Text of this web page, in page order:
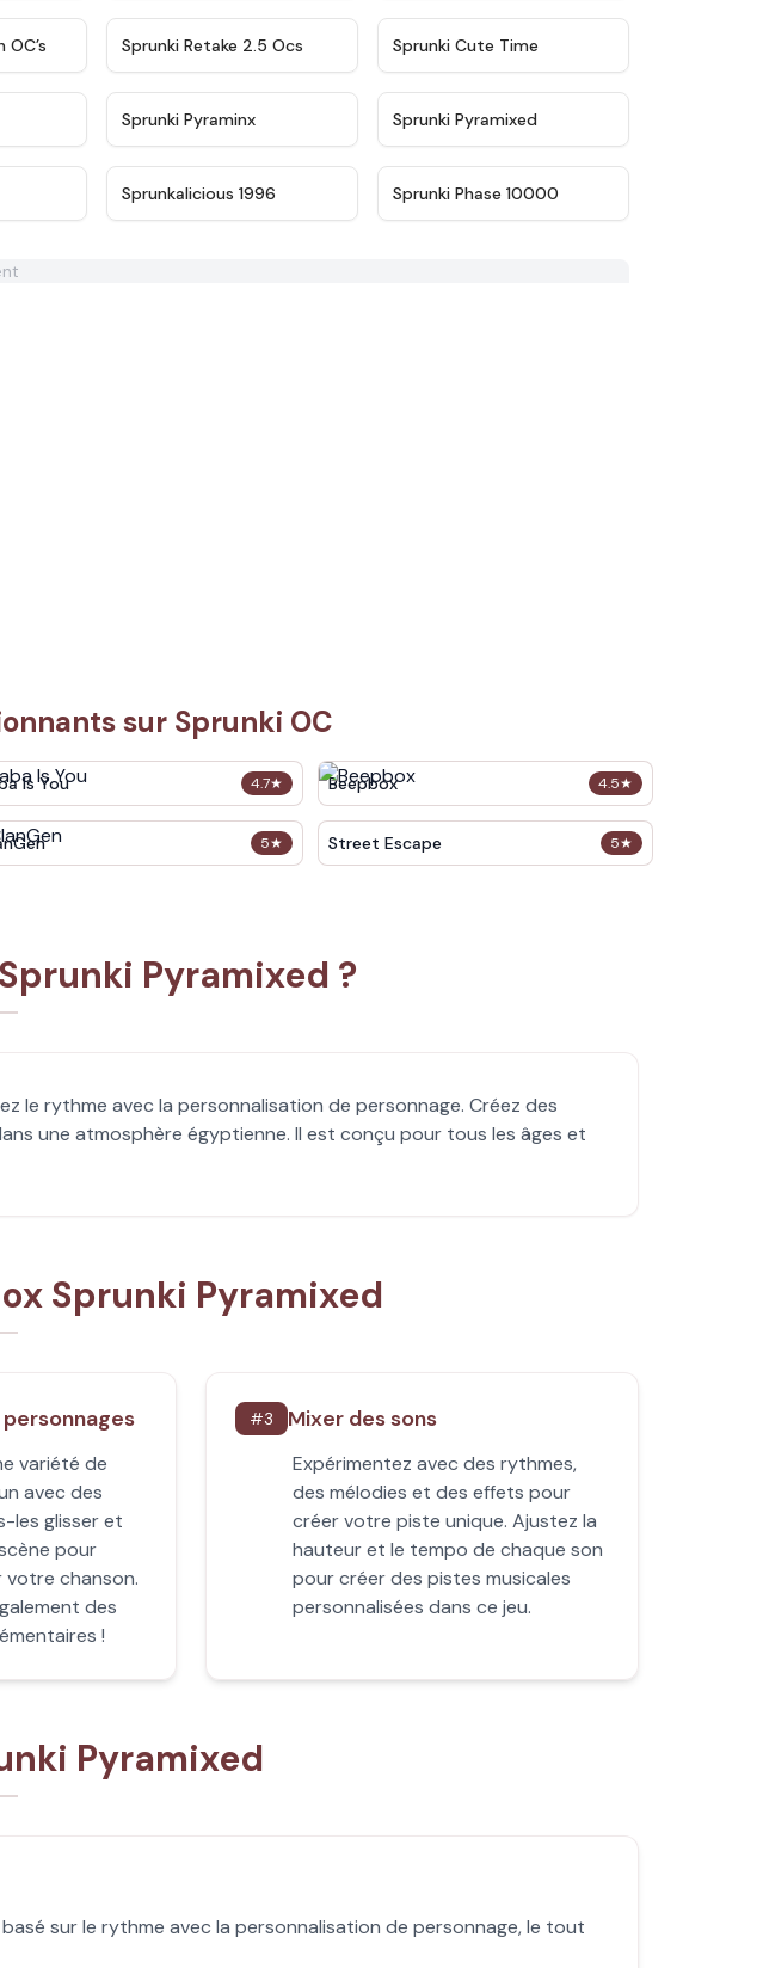
★ 4.8 ★
Sprunki Retake 2.5 Ocs Sprunki Cute Time
Sprunki Pyraminx Sprunki Pyramixed
Sprunkalicious 1996 Sprunki Phase 10000
sur Sprunki OC
4.7★
Is You 4.5★
Beepbox
5★ 5★
Street Escape
Pyramixed ?
le rythme avec la personnalisation de personnage. Créez des
une atmosphère égyptienne. Il est conçu pour tous les âges et
Sprunki Pyramixed
variété de
avec des
les glisser et
pour
votre chanson.
des
!
#3 Mixer des sons
Expérimentez avec des rythmes,
des mélodies et des effets pour
créer votre piste unique. Ajustez la
hauteur et le tempo de chaque son
pour créer des pistes musicales
personnalisées dans ce jeu.
Pyramixed
sur le rythme avec la personnalisation de personnage, le tout